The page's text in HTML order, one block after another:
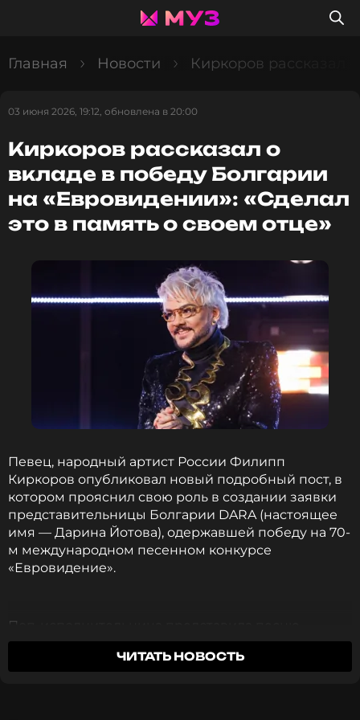
Главная Новости Киркоров рассказал
03 июня 2026, 19:12, обновлена в 20:00
Киркоров рассказал о
вкладе в победу Болгарии
на «Евровидении»: «Сделал
это в память о своем отце»
Певец, народный артист России Филипп
Киркоров опубликовал новый подробный пост, в
котором прояснил свою роль в создании заявки
представительницы Болгарии DARA (настоящее
имя — Дарина Йотова), одержавшей победу на 70-
м международном песенном конкурсе
«Евровидение».
Поп-исполнительница представила песню
Bangaranga, благодаря чему набрала 516 баллов —
204 от жюри и 312 от зрителей. Второе место
ЧИТАТЬ НОВОСТЬ